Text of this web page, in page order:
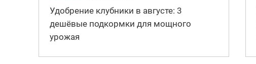
Удобрение клубники в августе: 3
дешёвые подкормки для мощного
урожая